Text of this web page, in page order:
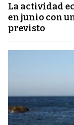
La actividad
en junio con
previsto